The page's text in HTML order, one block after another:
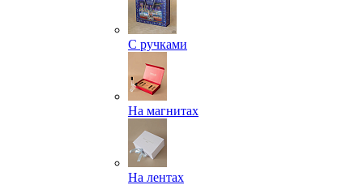
С ручками
На магнитах
На лентах